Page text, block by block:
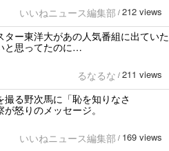
いいねニュース編集部 / 212 views
ター東洋大があの人気番組に出ていた
と思ってたのに…
るなるな / 211 views
撮る野次馬に「恥を知りなさ
怒りのメッセージ。
いいねニュース編集部 / 169 views